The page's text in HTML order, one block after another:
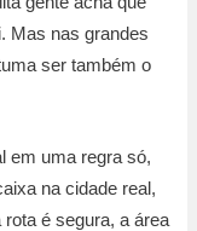
Mas nas grandes
ser também o
em uma regra só,
na cidade real,
rota é segura, a área